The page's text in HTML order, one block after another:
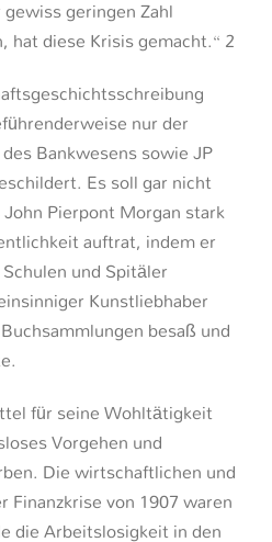
geringen Zahl
hat diese Krisis gemacht.“ 2
nur der
Bankwesens sowie JP
Es soll gar nicht
Pierpont Morgan stark
auftrat, indem er
und Spitäler
Kunstliebhaber
besaß und
für seine Wohltätigkeit
Vorgehen und
Die wirtschaftlichen und
Finanzkrise von 1907 waren
die Arbeitslosigkeit in den